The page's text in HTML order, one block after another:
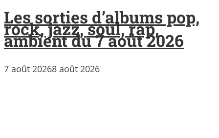
Les sorties d’albums pop,
rock, jazz, soul, rap,
ambient du 7 août 2026
7 août 20268 août 2026